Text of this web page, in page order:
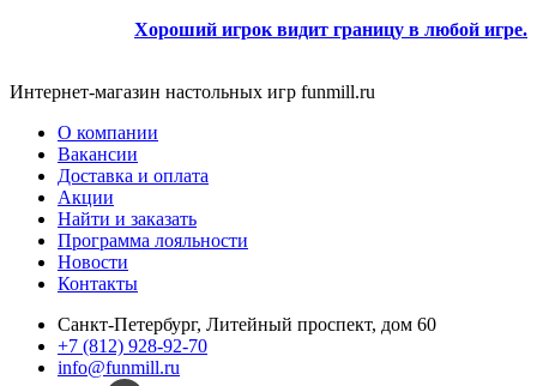
Хороший игрок видит границу в любой игре.
Интернет-магазин настольных игр funmill.ru
О компании
Вакансии
Доставка и оплата
Акции
Найти и заказать
Программа лояльности
Новости
Контакты
Санкт-Петербург, Литейный проспект, дом 60
+7 (812) 928-92-70
info@funmill.ru